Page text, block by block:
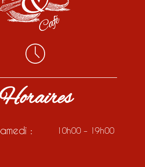
: 10h00 – 19h00